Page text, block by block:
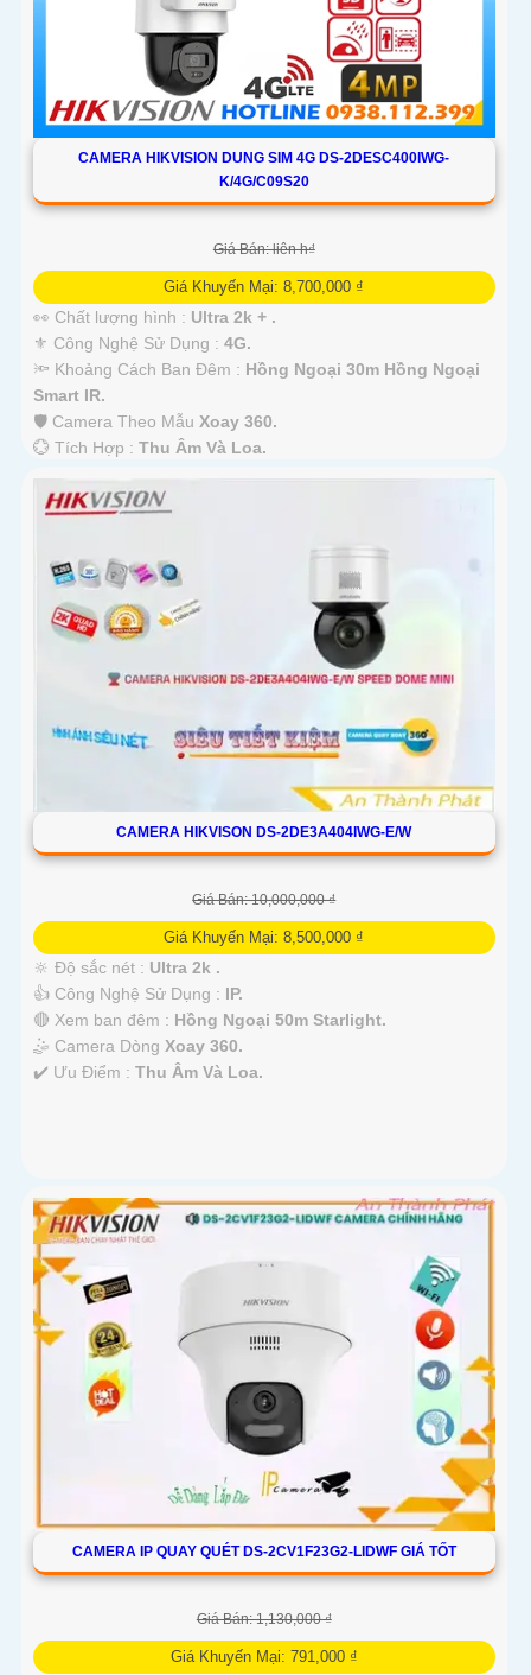
CAMERA HIKVISION DUNG SIM 4G DS-2DESC400IWG-
K/4G/C09S20
Giá Bán: liên h₫
Giá Khuyến Mại: 8,700,000 ₫
👀 Chất lượng hình : Ultra 2k + .
⚜️ Công Nghệ Sử Dụng : 4G.
🔦 Khoảng Cách Ban Đêm : Hồng Ngoại 30m Hồng Ngoại
Smart IR.
🛡 Camera Theo Mẫu Xoay 360.
️💮 Tích Hợp : Thu Âm Và Loa.
CAMERA HIKVISON DS-2DE3A404IWG-E/W
Giá Bán: 10,000,000 ₫
Giá Khuyến Mại: 8,500,000 ₫
🔆 Độ sắc nét : Ultra 2k .
👍 Công Nghệ Sử Dụng : IP.
🔴 Xem ban đêm : Hồng Ngoại 50m Starlight.
🤹 Camera Dòng Xoay 360.
️✔️ Ưu Điểm : Thu Âm Và Loa.
CAMERA IP QUAY QUÉT DS-2CV1F23G2-LIDWF GIÁ TỐT
Giá Bán: 1,130,000 ₫
Giá Khuyến Mại: 791,000 ₫